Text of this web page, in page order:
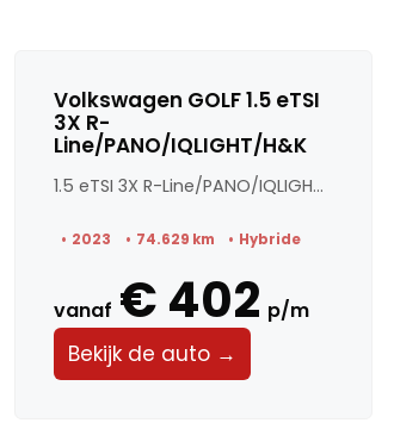
Volkswagen GOLF 1.5 eTSI
3X R-
Line/PANO/IQLIGHT/H&K
1.5 eTSI 3X R-Line/PANO/IQLIGHT/H&K
2023 74.629 km Hybride
vanaf € 402 p/m
Bekijk de auto →